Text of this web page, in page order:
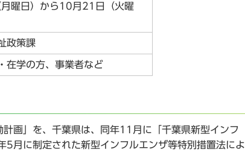
曜日）から10月21日（火曜
政策課
在学の方、事業者など
画」を、千葉県は、同年11月に「千葉県新型インフ
月に制定された新型インフルエンザ等特別措置法によ